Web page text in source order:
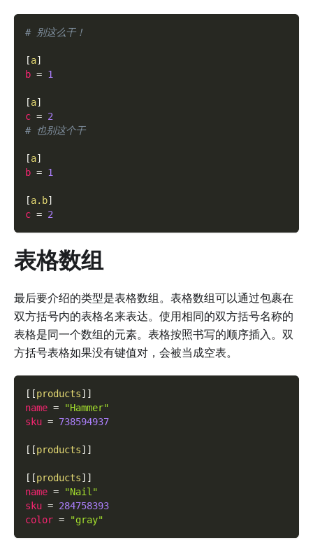
# 别这么干！
[a]
b = 1
[a]
c = 2
# 也别这个干
[a]
b = 1
[a.b]
c = 2
表格数组
最后要介绍的类型是表格数组。表格数组可以通过包裹在
双方括号内的表格名来表达。使用相同的双方括号名称的
表格是同一个数组的元素。表格按照书写的顺序插入。双
方括号表格如果没有键值对，会被当成空表。
[ [products] ]
name =
"Hammer"
sku = 738594937
[ [products] ]
[ [products] ]
name =
"Nail"
sku = 284758393
color = "gray"